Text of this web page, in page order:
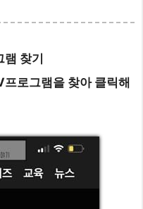
찾기
프로그램을 찾아 클릭해